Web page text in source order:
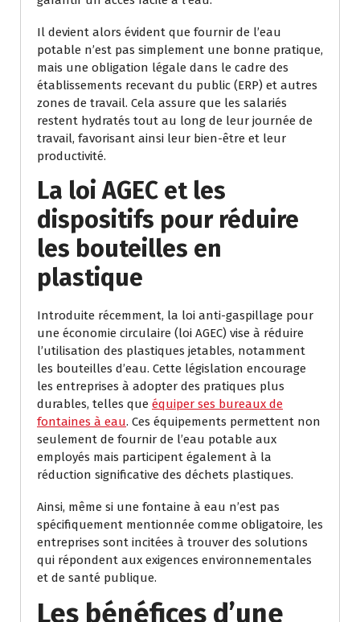
Il devient alors évident que fournir de l’eau
potable n’est pas simplement une bonne pratique,
mais une obligation légale dans le cadre des
établissements recevant du public (ERP) et autres
zones de travail. Cela assure que les salariés
restent hydratés tout au long de leur journée de
travail, favorisant ainsi leur bien-être et leur
productivité.
La loi AGEC et les
dispositifs pour réduire
les bouteilles en
plastique
Introduite récemment, la loi anti-gaspillage pour
une économie circulaire (loi AGEC) vise à réduire
l’utilisation des plastiques jetables, notamment
les bouteilles d’eau. Cette législation encourage
les entreprises à adopter des pratiques plus
durables, telles que équiper ses bureaux de
fontaines à eau. Ces équipements permettent non
seulement de fournir de l’eau potable aux
employés mais participent également à la
réduction significative des déchets plastiques.
Ainsi, même si une fontaine à eau n’est pas
spécifiquement mentionnée comme obligatoire, les
entreprises sont incitées à trouver des solutions
qui répondent aux exigences environnementales
et de santé publique.
Les bénéfices d’une